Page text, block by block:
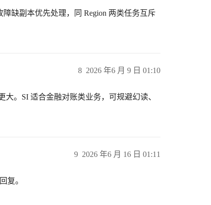
障缺副本优先处理，同 Region 两类任务互斥
2026 年6 月 9 日 01:10
8
大。SI 适合金融对账类业务，可规避幻读、
2026 年6 月 16 日 01:11
9
复。